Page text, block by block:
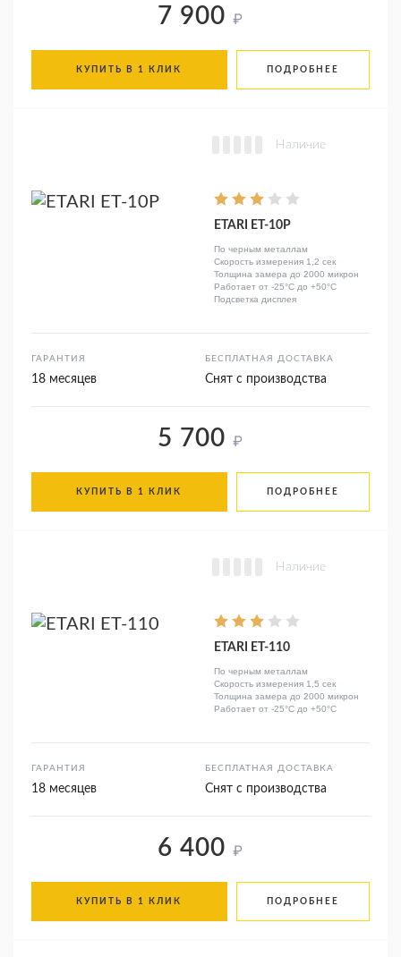
7 900 ₽
КУПИТЬ В 1 КЛИК ПОДРОБНЕЕ
Наличие
ETARI ЕТ-10Р
По черным металлам
Скорость измерения 1,2 сек
Толщина замера до 2000 микрон
Работает от -25°C до +50°C
Подсветка дисплея
ГАРАНТИЯ
18 месяцев
БЕСПЛАТНАЯ ДОСТАВКА
Снят с производства
5 700 ₽
КУПИТЬ В 1 КЛИК ПОДРОБНЕЕ
Наличие
ETARI ET-110
По черным металлам
Скорость измерения 1,5 сек
Толщина замера до 2000 микрон
Работает от -25°C до +50°C
ГАРАНТИЯ
18 месяцев
БЕСПЛАТНАЯ ДОСТАВКА
Снят с производства
6 400 ₽
КУПИТЬ В 1 КЛИК ПОДРОБНЕЕ